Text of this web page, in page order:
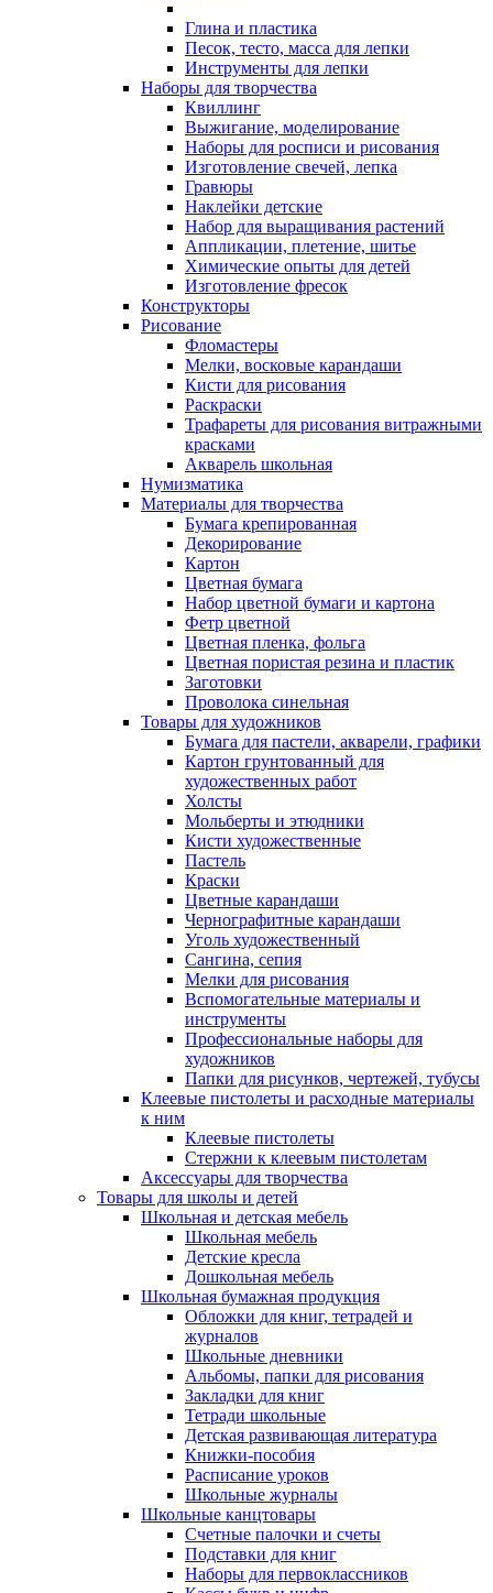
Глина и пластика
Песок, тесто, масса для лепки
Инструменты для лепки
Наборы для творчества
Квиллинг
Выжигание, моделирование
Наборы для росписи и рисования
Изготовление свечей, лепка
Гравюры
Наклейки детские
Набор для выращивания растений
Аппликации, плетение, шитье
Химические опыты для детей
Изготовление фресок
Конструкторы
Рисование
Фломастеры
Мелки, восковые карандаши
Кисти для рисования
Раскраски
Трафареты для рисования витражными
красками
Акварель школьная
Нумизматика
Материалы для творчества
Бумага крепированная
Декорирование
Картон
Цветная бумага
Набор цветной бумаги и картона
Фетр цветной
Цветная пленка, фольга
Цветная пористая резина и пластик
Заготовки
Проволока синельная
Товары для художников
Бумага для пастели, акварели, графики
Картон грунтованный для
художественных работ
Холсты
Мольберты и этюдники
Кисти художественные
Пастель
Краски
Цветные карандаши
Чернографитные карандаши
Уголь художественный
Сангина, сепия
Мелки для рисования
Вспомогательные материалы и
инструменты
Профессиональные наборы для
художников
Папки для рисунков, чертежей, тубусы
Клеевые пистолеты и расходные материалы
к ним
Клеевые пистолеты
Стержни к клеевым пистолетам
Аксессуары для творчества
Товары для школы и детей
Школьная и детская мебель
Школьная мебель
Детские кресла
Дошкольная мебель
Школьная бумажная продукция
Обложки для книг, тетрадей и
журналов
Школьные дневники
Альбомы, папки для рисования
Закладки для книг
Тетради школьные
Детская развивающая литература
Книжки-пособия
Расписание уроков
Школьные журналы
Школьные канцтовары
Счетные палочки и счеты
Подставки для книг
Наборы для первоклассников